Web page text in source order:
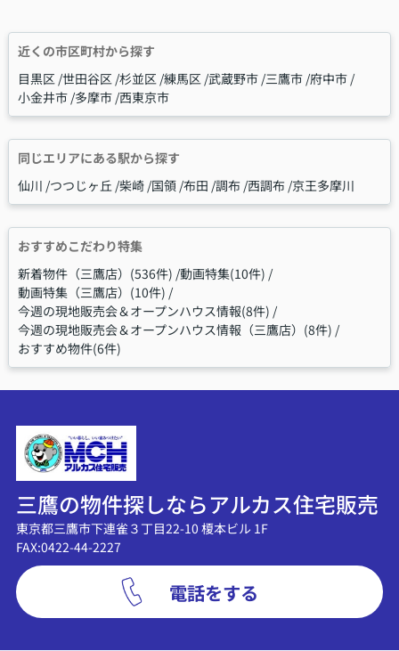
近くの市区町村から探す
目黒区 世田谷区 杉並区 練馬区 武蔵野市 三鷹市 府中市
小金井市 多摩市 西東京市
同じエリアにある駅から探す
仙川 つつじヶ丘 柴崎 国領 布田 調布 西調布 京王多摩川
おすすめこだわり特集
新着物件（三鷹店）(536件) 動画特集(10件)
動画特集（三鷹店）(10件)
今週の現地販売会＆オープンハウス情報(8件)
今週の現地販売会＆オープンハウス情報（三鷹店）(8件)
おすすめ物件(6件)
三鷹の物件探しならアルカス住宅販売
東京都三鷹市下連雀３丁目22-10 榎本ビル 1F
FAX:0422-44-2227
電話をする